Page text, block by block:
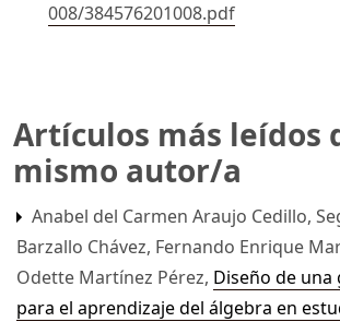
008/384576201008.pdf
Artículos más leídos
mismo autor/a
Anabel del Carmen Araujo Cedillo,
Barzallo Chávez, Fernando Enrique
Odette Martínez Pérez, Diseño de una
para el aprendizaje del álgebra en